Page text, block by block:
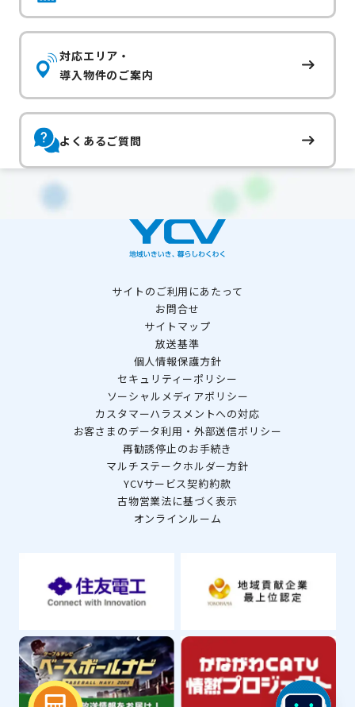
対応エリア・
導入物件のご案内
よくあるご質問
サイトのご利用にあたって
お問合せ
サイトマップ
放送基準
個人情報保護方針
セキュリティーポリシー
ソーシャルメディアポリシー
カスタマーハラスメントへの対応
お客さまのデータ利用・外部送信ポリシー
再勧誘停止のお手続き
マルチステークホルダー方針
YCVサービス契約約款
古物営業法に基づく表示
オンラインルーム